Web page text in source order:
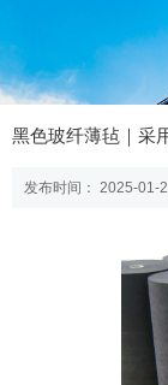
首页 - 新闻 - 公司
黑色玻纤薄毡｜采
发布时间： 2025-01-